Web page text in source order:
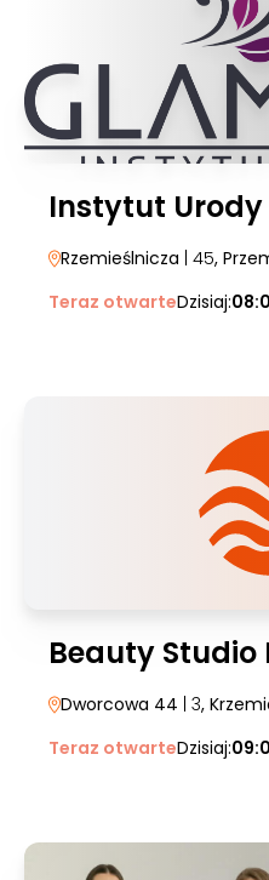
Instytut
Rzemieślnicza | 45,
Teraz otwarteDzisiaj:
Beauty Studio
Dworcowa 44 | 3,
Teraz otwarteDzisiaj: